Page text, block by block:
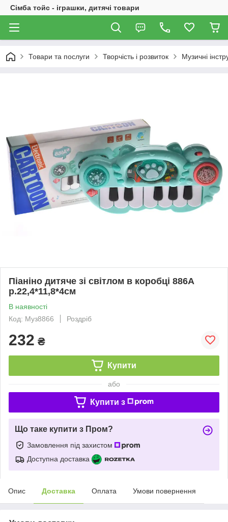
Сімба тойс - іграшки, дитячі товари
Товари та послуги Творчість і розвиток Музичні
Піаніно дитяче зі світлом в коробці 886A
р.22,4*11,8*4см
В наявності
Код: Муз8866
Роздріб
232 ₴
Купити
або
Купити з
Що таке купити з Пром?
Замовлення під захистом
Доступна доставка
Опис Доставка Оплата Умови повернення